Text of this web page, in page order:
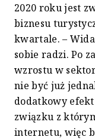
2020 roku jest
biznesu
kwartale. –
sobie radzi. Po
wzrostu w
nie być już
dodatkowy
związku z
internetu, więc